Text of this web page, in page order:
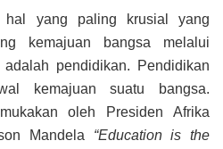
hal yang paling krusial yang
kemajuan bangsa melalui
pendidikan. Pendidikan
kemajuan suatu bangsa.
oleh Presiden Afrika
Mandela “Education is the